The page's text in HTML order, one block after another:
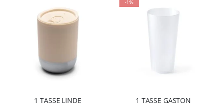
1 TASSE LINDE
-1%
1 TASSE GASTON